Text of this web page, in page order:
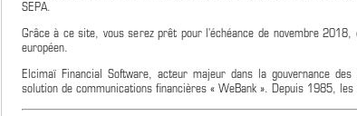
SEPA.
Grâce à ce site, vous serez prêt pour l'échéance de novembre 2018,
européen.
Elcimaï Financial Software, acteur majeur dans la gouvernance
solution de communications financières « WeBank ». Depuis 1985,